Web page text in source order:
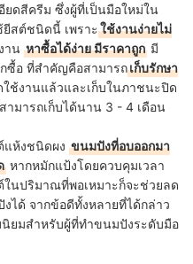
ดสีครีม ซึ่งผู้ที่เป็นมือใหม่ใน
ยีสต์ชนิดนี้ เพราะใช้งานง่ายไม่
าน หาซื้อได้ง่าย มีราคาถูก มี
ซื้อ ที่สำคัญคือสามารถเก็บรักษา
ช้งานแล้วและเก็บในภาชนะปิด
ามารถเก็บได้นาน 3 - 4 เดือน
แห้งชนิดผง ขนมปังที่อบออกมา
หากหมักแป้งโดยควบคุมเวลา
นปริมาณที่พอเหมาะก็จะช่วยลด
ได้ จากข้อดีทั้งหลายที่ได้กล่าว
ยมสำหรับผู้ที่ทำขนมปังระดับมือ